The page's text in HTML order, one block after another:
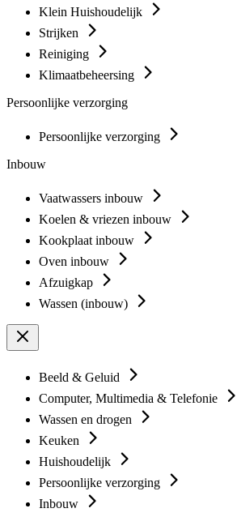
Klein Huishoudelijk
Strijken
Reiniging
Klimaatbeheersing
Persoonlijke verzorging
Persoonlijke verzorging
Inbouw
Vaatwassers inbouw
Koelen & vriezen inbouw
Kookplaat inbouw
Oven inbouw
Afzuigkap
Wassen (inbouw)
Beeld & Geluid
Computer, Multimedia & Telefonie
Wassen en drogen
Keuken
Huishoudelijk
Persoonlijke verzorging
Inbouw